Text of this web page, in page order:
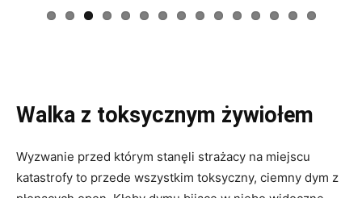
Walka z toksycznym żywiołem